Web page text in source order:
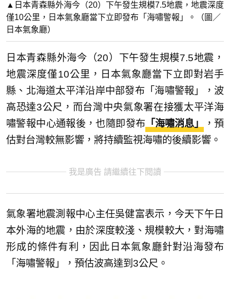
▲日本青森縣外海今（20）下午發生規模7.5地震，地震深度
僅10公里，日本氣象廳當下立即發布「海嘯警報」。（圖／
日本氣象廳）
日本青森縣外海今（20）下午發生規模7.5地震，
地震深度僅10公里，日本氣象廳當下立即對岩手
縣、北海道太平洋沿岸中部發布「海嘯警報」，波
高恐達3公尺，而台灣中央氣象署在接獲太平洋海
嘯警報中心通報後，也隨即發布 「海嘯消息」
，預
估對台灣較無影響，將持續監視海嘯的後續影響。
我是廣告 請繼續往下閱讀
氣象署地震測報中心主任吳健富表示，今天下午日
本外海的地震，由於深度較淺、規模較大，對海嘯
形成的條件有利，因此日本氣象廳針對沿海發布
「海嘯警報」，預估波高達到3公尺。